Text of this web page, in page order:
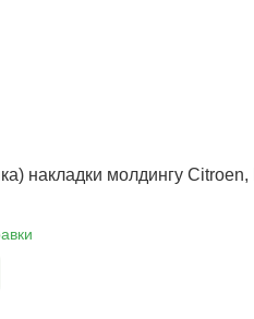
накладки молдингу